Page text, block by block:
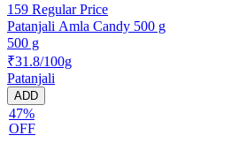
159 Regular Price
Patanjali Amla Candy 500 g
500 g
₹31.8/100g
Patanjali
ADD
47%
OFF